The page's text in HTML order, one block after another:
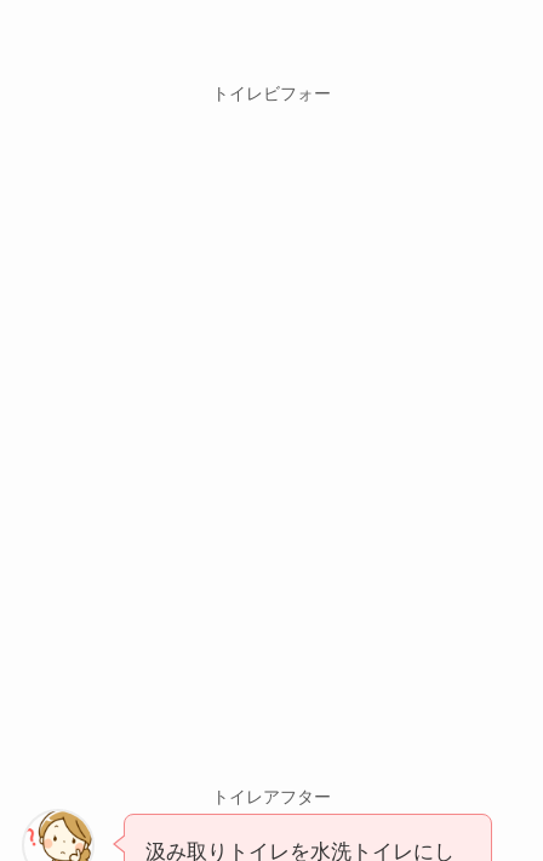
トイレビフォー
トイレアフター
汲み取りトイレを水洗トイレにし